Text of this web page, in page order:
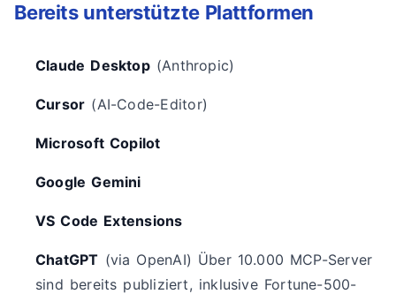
Bereits unterstützte Plattformen
Claude Desktop(Anthropic)
Cursor (AI-Code-Editor)
Microsoft Copilot
Google Gemini
VS Code Extensions
ChatGPT (via OpenAI) Über 10.000 MCP-Server
sind bereits publiziert, inklusive Fortune-500-